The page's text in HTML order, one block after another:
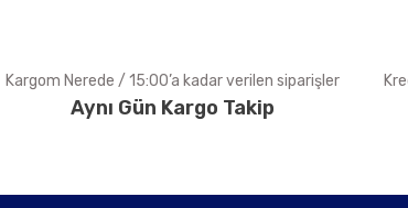
Kargom Nerede / 15:00’a kadar verilen siparişler
Aynı Gün Kargo Takip